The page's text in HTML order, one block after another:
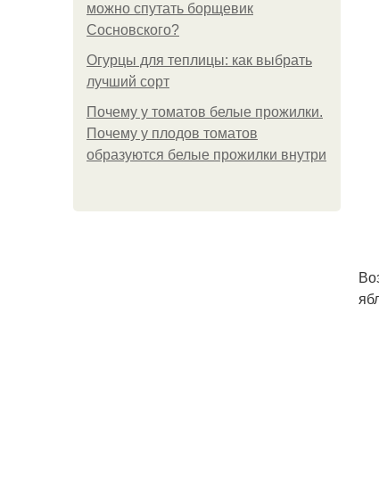
можно спутать борщевик
Сосновского?
Огурцы для теплицы: как выбрать
лучший сорт
Почему у томатов белые прожилки.
Почему у плодов томатов
образуются белые прожилки внутри